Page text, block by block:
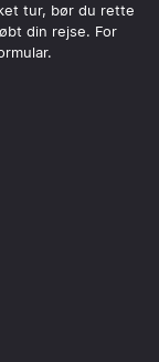
tur, bør du rette
din rejse. For